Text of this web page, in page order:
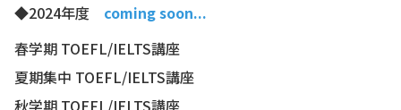
◆2024年度 coming soon...
春学期 TOEFL/IELTS講座
夏期集中 TOEFL/IELTS講座
秋学期 TOEFL/IELTS講座